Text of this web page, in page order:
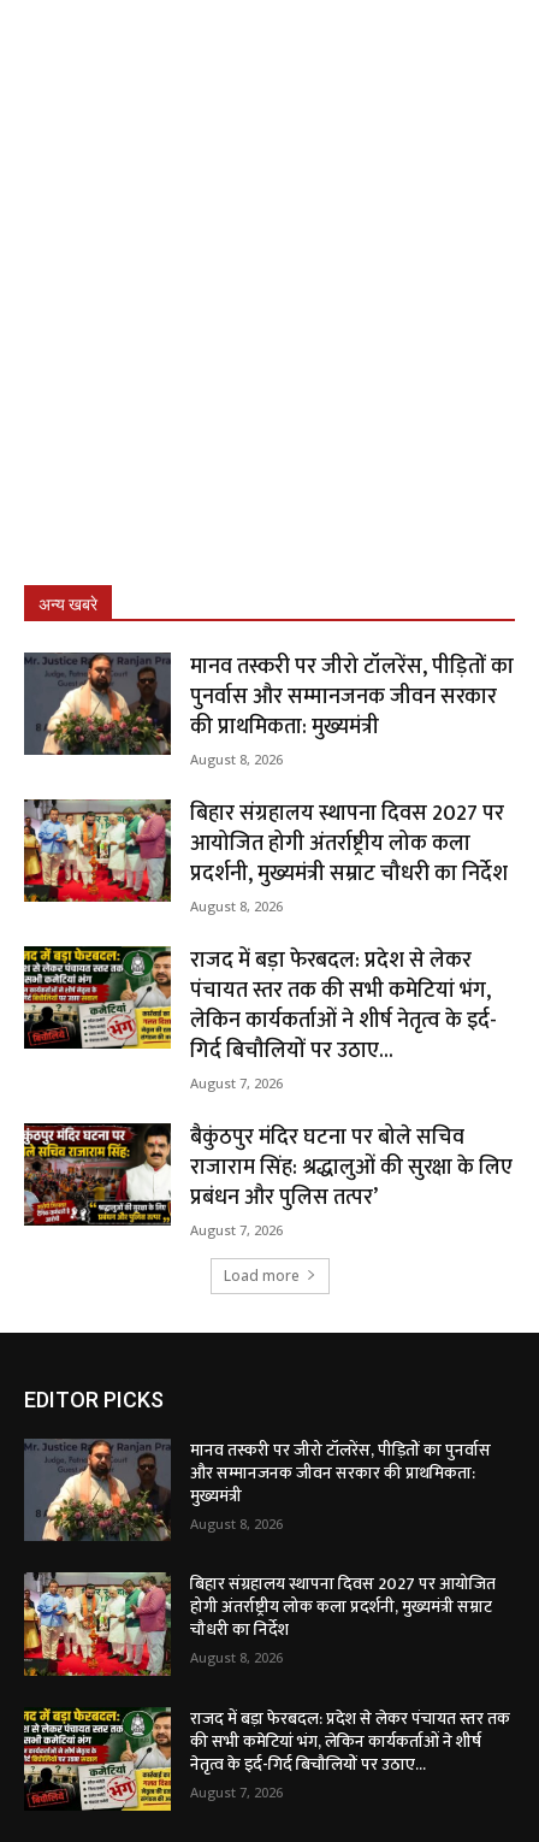
अन्य खबरे
मानव तस्करी पर जीरो टॉलरेंस, पीड़ितों का
पुनर्वास और सम्मानजनक जीवन सरकार
की प्राथमिकता: मुख्यमंत्री
August 8, 2026
बिहार संग्रहालय स्थापना दिवस 2027 पर
आयोजित होगी अंतर्राष्ट्रीय लोक कला
प्रदर्शनी, मुख्यमंत्री सम्राट चौधरी का निर्देश
August 8, 2026
राजद में बड़ा फेरबदल: प्रदेश से लेकर
पंचायत स्तर तक की सभी कमेटियां भंग,
लेकिन कार्यकर्ताओं ने शीर्ष नेतृत्व के इर्द-
गिर्द बिचौलियों पर उठाए...
August 7, 2026
बैकुंठपुर मंदिर घटना पर बोले सचिव
राजाराम सिंह: श्रद्धालुओं की सुरक्षा के लिए
प्रबंधन और पुलिस तत्पर’
August 7, 2026
Load more
EDITOR PICKS
मानव तस्करी पर जीरो टॉलरेंस, पीड़ितों का पुनर्वास
और सम्मानजनक जीवन सरकार की प्राथमिकता:
मुख्यमंत्री
August 8, 2026
बिहार संग्रहालय स्थापना दिवस 2027 पर आयोजित
होगी अंतर्राष्ट्रीय लोक कला प्रदर्शनी, मुख्यमंत्री सम्राट
चौधरी का निर्देश
August 8, 2026
राजद में बड़ा फेरबदल: प्रदेश से लेकर पंचायत स्तर तक
की सभी कमेटियां भंग, लेकिन कार्यकर्ताओं ने शीर्ष
नेतृत्व के इर्द-गिर्द बिचौलियों पर उठाए...
August 7, 2026